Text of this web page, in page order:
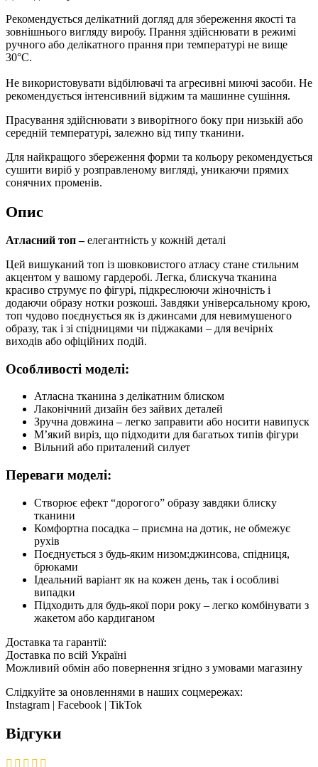
Рекомендується делікатний догляд для збереження якості та
зовнішнього вигляду виробу. Прання здійснювати в режимі
ручного або делікатного прання при температурі не вище
30°C.
Не використовувати відбілювачі та агресивні миючі засоби. Не
рекомендується інтенсивний віджим та машинне сушіння.
Прасування здійснювати з виворітного боку при низькій або
середній температурі, залежно від типу тканини.
Для найкращого збереження форми та кольору рекомендується
сушити виріб у розправленому вигляді, уникаючи прямих
сонячних променів.
Опис
Атласний топ –елегантність у кожній деталі
Цей вишуканий топ із шовковистого атласу стане стильним
акцентом у вашому гардеробі. Легка, блискуча тканина
красиво струмує по фігурі, підкреслюючи жіночність і
додаючи образу нотки розкоші. Завдяки універсальному крою,
топ чудово поєднується як із джинсами для невимушеного
образу, так і зі спідницями чи піджаками – для вечірніх
виходів або офіційних подій.
Особливості моделі:
Атласна тканина з делікатним блиском
Лаконічний дизайн без зайвих деталей
Зручна довжина – легко заправити або носити навипуск
М’який виріз, що підходити для багатьох типів фігури
Вільний або приталений силует
Переваги моделі:
Створює ефект “дорогого” образу завдяки блиску
тканини
Комфортна посадка – приємна на дотик, не обмежує
рухів
Поєднується з будь-яким низом:джинсова, спідниця,
брюками
Ідеальний варіант як на кожен день, так і особливі
випадки
Підходить для будь-якої пори року – легко комбінувати з
жакетом або кардиганом
Доставка та гарантії:
Доставка по всій Україні
Можливий обмін або повернення згідно з умовами магазину
Слідкуйте за оновленнями в наших соцмережах:
Instagram | Facebook | TikTok
Відгуки